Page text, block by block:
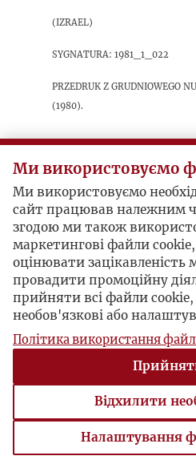
(Izrael)
sygnatura: 1981_1_022
Przedruk z grudniowego
(1980).
Ми використовуємо
Ми використовуємо
сайт працював належним
згодою ми також
маркетингові файли
оцінювати зацікавленість
провадити промоційну
прийняти всі файли
необов'язкові або
Політика використання
Відхилити
Налаштування
Налаштування файлів cookie